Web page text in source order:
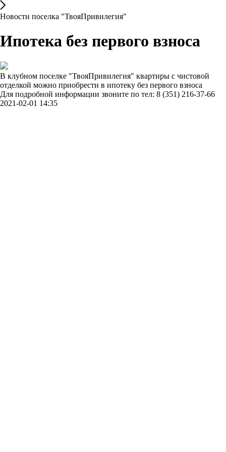
Новости поселка "ТвояПривилегия"
Ипотека без первого взноса
В клубном поселке "ТвояПривилегия" квартиры с чистовой
отделкой можно приобрести в ипотеку без первого взноса
Для подробной информации звоните по тел: 8 (351) 216-37-66
2021-02-01 14:35